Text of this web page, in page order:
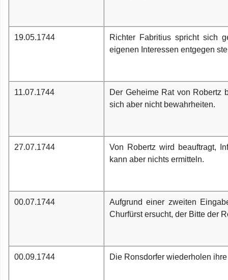
19.05.1744
Richter Fabritius spricht sich
eigenen Interessen entgegen
11.07.1744
Der Geheime Rat von Robertz
sich aber nicht bewahrheiten.
27.07.1744
Von Robertz wird beauftragt,
kann aber nichts ermitteln.
00.07.1744
Aufgrund einer zweiten
Churfürst ersucht, der Bitte der
00.09.1744 Die Ronsdorfer wiederholen